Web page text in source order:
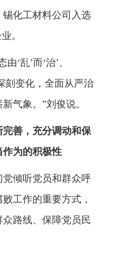
化工材料公司入选
。
‘乱’而‘治’、
刻变化，全面从严治
气象。”刘俊说。
善，充分调动和保
作为的积极性
倾听党员和群众呼
工作的重要方式，
路线、保障党员民